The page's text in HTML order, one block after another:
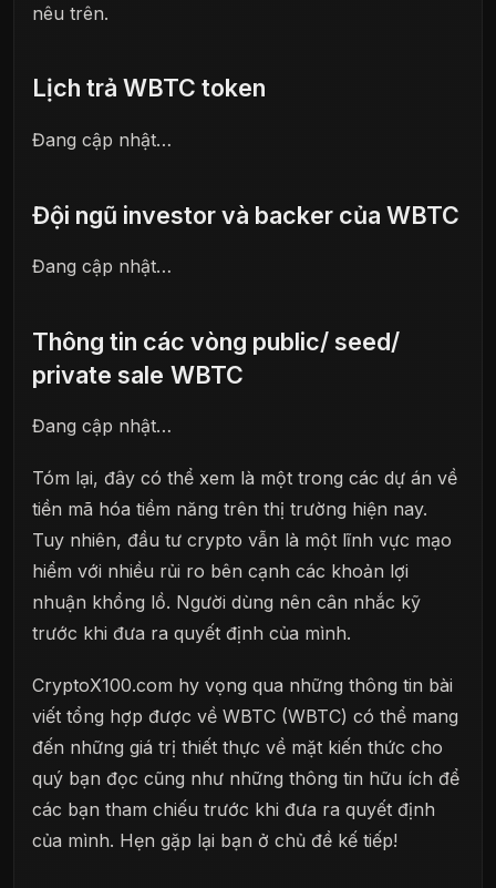
nêu trên.
Lịch trả WBTC token
Đang cập nhật…
Đội ngũ investor và backer của WBTC
Đang cập nhật…
Thông tin các vòng public/ seed/
private sale WBTC
Đang cập nhật…
Tóm lại, đây có thể xem là một trong các dự án về
tiền mã hóa tiềm năng trên thị trường hiện nay.
Tuy nhiên, đầu tư crypto vẫn là một lĩnh vực mạo
hiểm với nhiều rủi ro bên cạnh các khoản lợi
nhuận khổng lồ. Người dùng nên cân nhắc kỹ
trước khi đưa ra quyết định của mình.
CryptoX100.com hy vọng qua những thông tin bài
viết tổng hợp được về WBTC (WBTC) có thể mang
đến những giá trị thiết thực về mặt kiến thức cho
quý bạn đọc cũng như những thông tin hữu ích để
các bạn tham chiếu trước khi đưa ra quyết định
của mình. Hẹn gặp lại bạn ở chủ đề kế tiếp!